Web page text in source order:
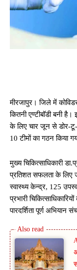
मीरजापुर। जिले में
कितनी एण्टीबॉडी बनी
के लिए चार जून से डोर-टू-
10 टीमों का गठन किया
मुख्य चिकित्साधिकारी
प्रतिशत सफलता के लिए
स्वास्थ्य केन्द्र, 125
प्रभारी
पारदर्शिता पूर्ण अभियान